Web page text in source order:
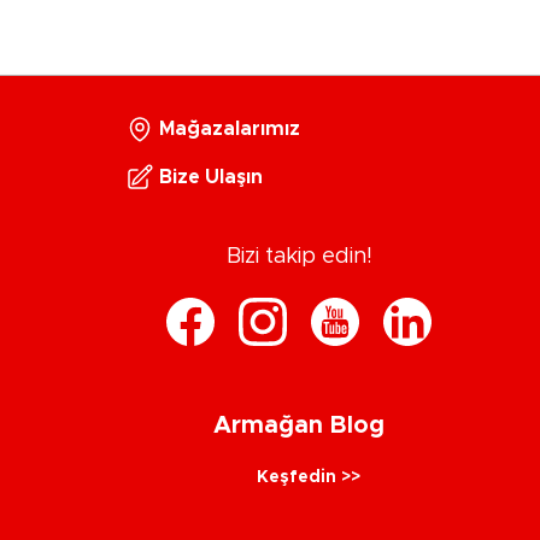
Mağazalarımız
Bize Ulaşın
Bizi takip edin!
Armağan Blog
Keşfedin >>